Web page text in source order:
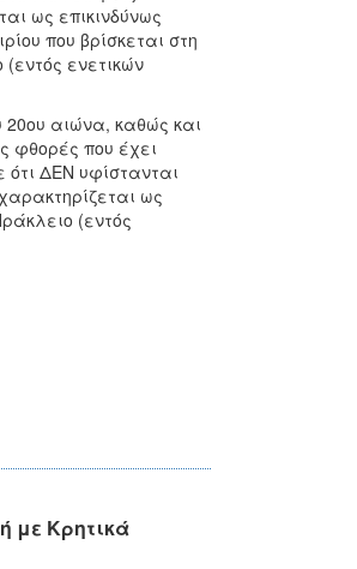
ως επικινδύνως
που βρίσκεται στη
ενετικών
20ου αιώνα, καθώς και
φθορές που έχει
ότι ΔΕΝ υφίστανται
ως
(εντός
με Κρητικά